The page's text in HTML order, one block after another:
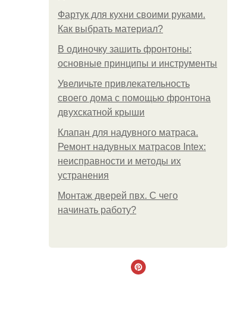
Фартук для кухни своими руками.
Как выбрать материал?
В одиночку зашить фронтоны:
основные принципы и инструменты
Увеличьте привлекательность
своего дома с помощью фронтона
двухскатной крыши
Клапан для надувного матраса.
Ремонт надувных матрасов Intex:
неисправности и методы их
устранения
Монтаж дверей пвх. С чего
начинать работу?